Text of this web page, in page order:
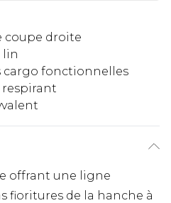
coupe droite
lin
cargo fonctionnelles
respirant
offrant une ligne
fioritures de la hanche à